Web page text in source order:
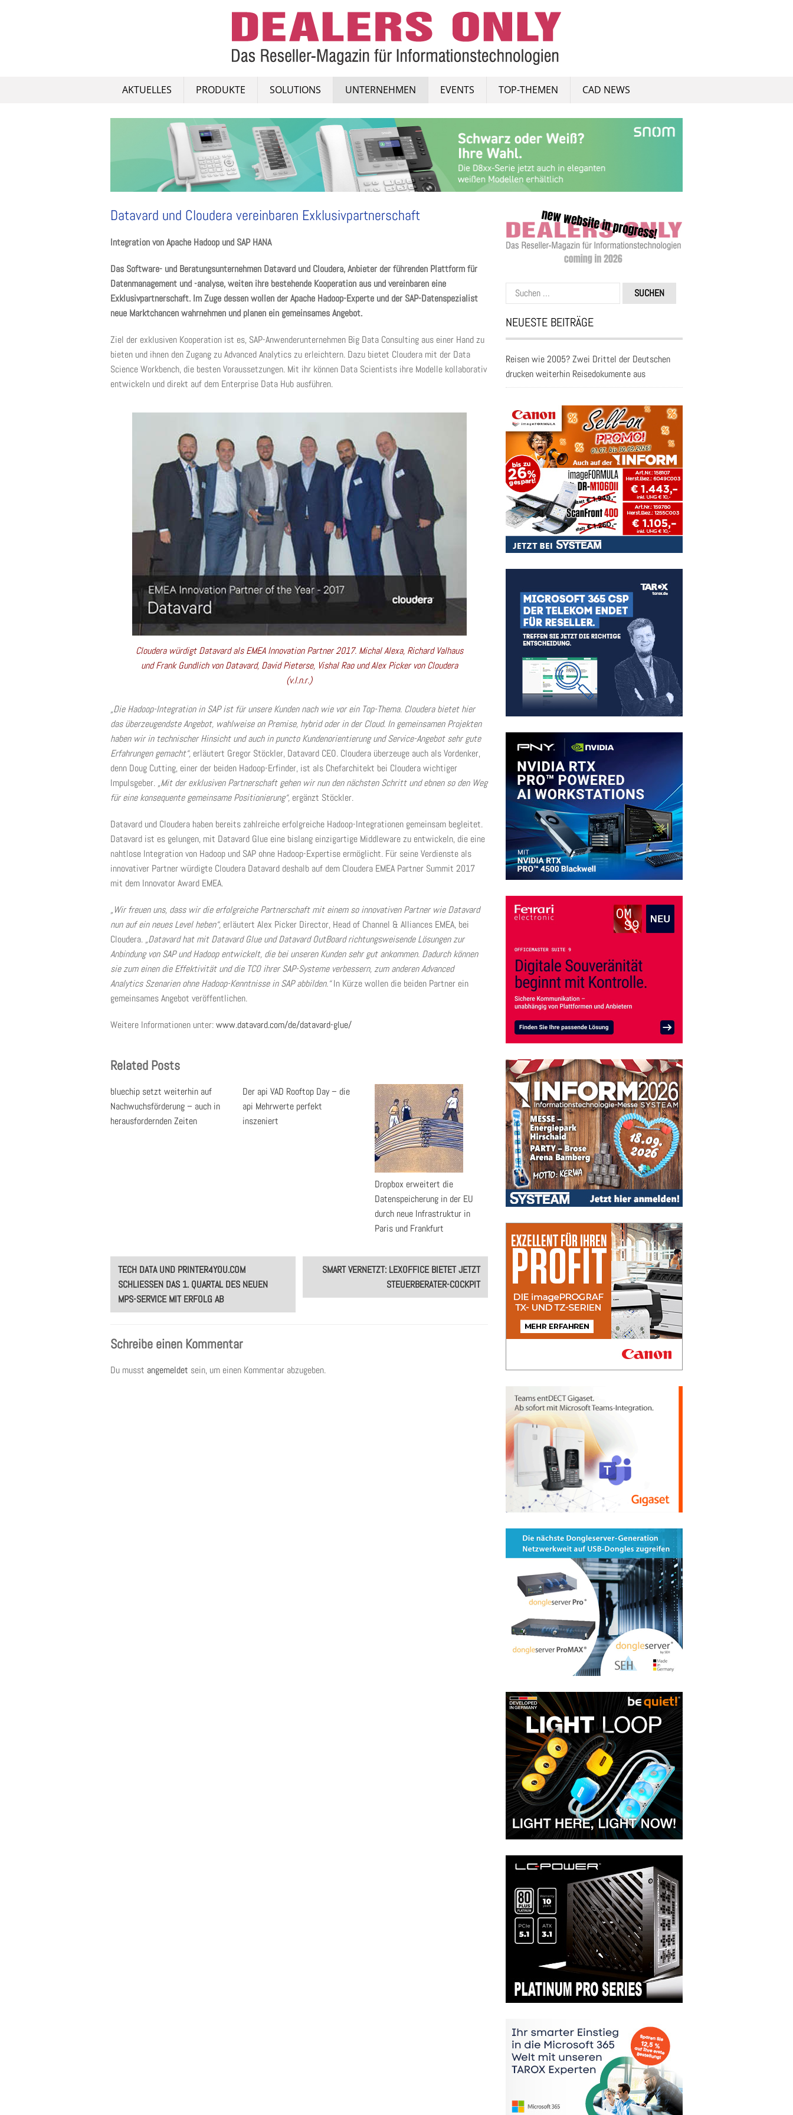
AKTUELLES PRODUKTE SOLUTIONS UNTERNEHMEN EVENTS TOP-THEMEN CAD NEWS
Datavard und Cloudera vereinbaren Exklusivpartnerschaft
Integration von Apache Hadoop und SAP HANA
Das Software- und Beratungsunternehmen Datavard und Cloudera, Anbieter der führenden Plattform für
Datenmanagement und -analyse, weiten ihre bestehende Kooperation aus und vereinbaren eine
Exklusivpartnerschaft. Im Zuge dessen wollen der Apache Hadoop-Experte und der SAP-Datenspezialist
neue Marktchancen wahrnehmen und planen ein gemeinsames Angebot.
Ziel der exklusiven Kooperation ist es, SAP-Anwenderunternehmen Big Data Consulting aus einer Hand zu
bieten und ihnen den Zugang zu Advanced Analytics zu erleichtern. Dazu bietet Cloudera mit der Data
Science Workbench, die besten Voraussetzungen. Mit ihr können Data Scientists ihre Modelle kollaborativ
entwickeln und direkt auf dem Enterprise Data Hub ausführen.
Cloudera würdigt Datavard als EMEA Innovation Partner 2017. Michal Alexa, Richard Valhaus
und Frank Gundlich von Datavard, David Pieterse, Vishal Rao und Alex Picker von Cloudera
(v.l.n.r.)
„Die Hadoop-Integration in SAP ist für unsere Kunden nach wie vor ein Top-Thema. Cloudera bietet hier
das überzeugendste Angebot, wahlweise on Premise, hybrid oder in der Cloud. In gemeinsamen Projekten
haben wir in technischer Hinsicht und auch in puncto Kundenorientierung und Service-Angebot sehr gute
Erfahrungen gemacht“, erläutert Gregor Stöckler, Datavard CEO. Cloudera überzeuge auch als Vordenker,
denn Doug Cutting, einer der beiden Hadoop-Erfinder, ist als Chefarchitekt bei Cloudera wichtiger
Impulsgeber. „Mit der exklusiven Partnerschaft gehen wir nun den nächsten Schritt und ebnen so den Weg
für eine konsequente gemeinsame Positionierung“, ergänzt Stöckler.
Datavard und Cloudera haben bereits zahlreiche erfolgreiche Hadoop-Integrationen gemeinsam begleitet.
Datavard ist es gelungen, mit Datavard Glue eine bislang einzigartige Middleware zu entwickeln, die eine
nahtlose Integration von Hadoop und SAP ohne Hadoop-Expertise ermöglicht. Für seine Verdienste als
innovativer Partner würdigte Cloudera Datavard deshalb auf dem Cloudera EMEA Partner Summit 2017
mit dem Innovator Award EMEA.
„Wir freuen uns, dass wir die erfolgreiche Partnerschaft mit einem so innovativen Partner wie Datavard
nun auf ein neues Level heben“, erläutert Alex Picker Director, Head of Channel & Alliances EMEA, bei
Cloudera. „Datavard hat mit Datavard Glue und Datavard OutBoard richtungsweisende Lösungen zur
Anbindung von SAP und Hadoop entwickelt, die bei unseren Kunden sehr gut ankommen. Dadurch können
sie zum einen die Effektivität und die TCO ihrer SAP-Systeme verbessern, zum anderen Advanced
Analytics Szenarien ohne Hadoop-Kenntnisse in SAP abbilden.“In Kürze wollen die beiden Partner ein
gemeinsames Angebot veröffentlichen.
Weitere Informationen unter:www.datavard.com/de/datavard-glue/
Related Posts
bluechip setzt weiterhin auf
Nachwuchsförderung – auch in
herausfordernden Zeiten
Der api VAD Rooftop Day – die
api Mehrwerte perfekt
inszeniert
Dropbox erweitert die
Datenspeicherung in der EU
durch neue Infrastruktur in
Paris und Frankfurt
Post
navigation
TECH DATA UND PRINTER4YOU.COM
SCHLIESSEN DAS 1. QUARTAL DES NEUEN M
PS-SERVICE MIT ERFOLG AB
SMART VERNETZT: LEXOFFICE BIETET JETZT
STEUERBERATER-COCKPIT
Schreibe einen Kommentar
Du musst angemeldet sein, um einen Kommentar abzugeben.
Suchen
nach:
NEUESTE BEITRÄGE
Reisen wie 2005? Zwei Drittel der Deutschen
drucken weiterhin Reisedokumente aus